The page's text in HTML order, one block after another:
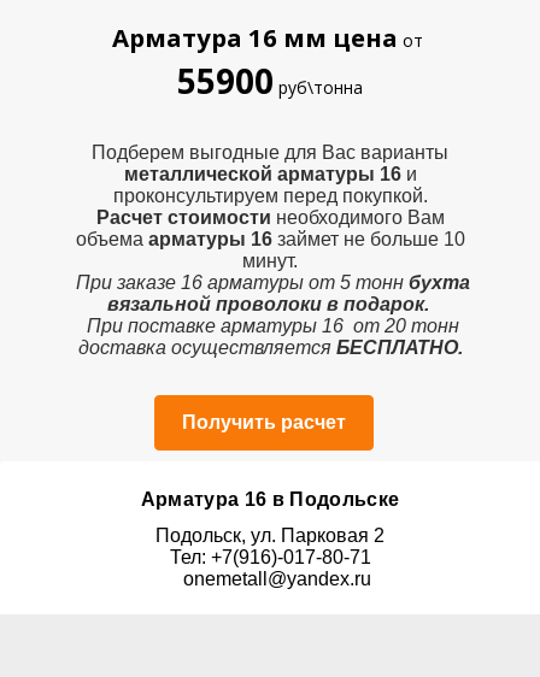
Арматура 16 мм цена от
55900 руб\тонна
Подберем выгодные для Вас варианты
металлической арматуры 16и
проконсультируем перед покупкой.
Расчет стоимости необходимого Вам
объема арматуры 16займет не больше 10
минут.
При заказе 16 арматуры от 5 тонн бухта
вязальной проволоки в подарок.
При поставке арматуры 16 от 20 тонн
доставка осуществляется БЕСПЛАТНО.
Получить расчет
Арматура 16 в Подольске
Подольск, ул. Парковая 2
Тел: +7(916)-017-80-71
onemetall@yandex.ru